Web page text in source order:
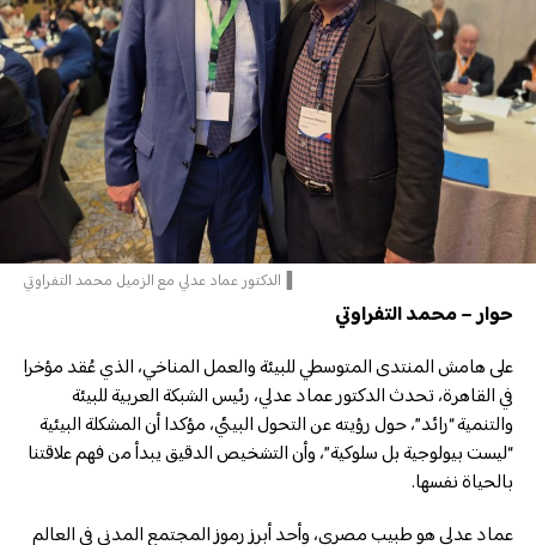
▐الدكتور عماد عدلي مع الزميل محمد التفراوتي
حوار – محمد التفراوتي
على هامش المنتدى المتوسطي للبيئة والعمل المناخي، الذي عُقد مؤخرا
في القاهرة، تحدث الدكتور عماد عدلي، رئيس الشبكة العربية للبيئة
والتنمية “رائد”، حول رؤيته عن التحول البيئي، مؤكدا أن المشكلة البيئية
“ليست بيولوجية بل سلوكية”، وأن التشخيص الدقيق يبدأ من فهم علاقتنا
بالحياة نفسها.
عماد عدلي هو طبيب مصري، وأحد أبرز رموز المجتمع المدني في العالم